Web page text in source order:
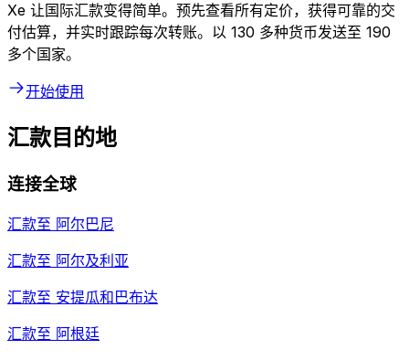
Xe 让国际汇款变得简单。预先查看所有定价，获得可靠的交
付估算，并实时跟踪每次转账。以 130 多种货币发送至 190
多个国家。
开始使用
汇款目的地
连接全球
汇款至 阿尔巴尼
汇款至 阿尔及利亚
汇款至 安提瓜和巴布达
汇款至 阿根廷